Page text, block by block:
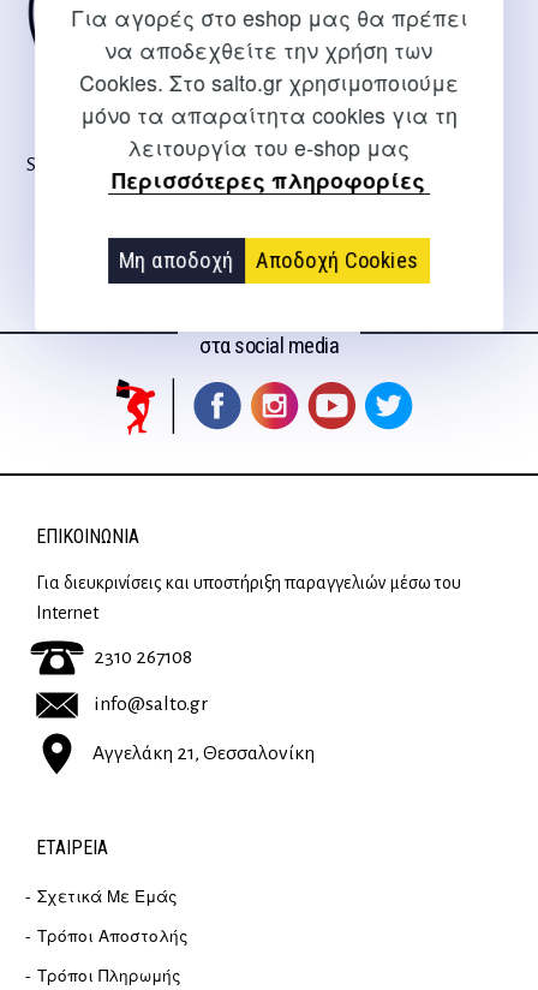
Για αγορές στο eshop μας θα πρέπει
να αποδεχθείτε την χρήση των
Cookies. Στο salto.gr χρησιμοποιούμε
μόνο τα απαραίτητα cookies για τη
λειτουργία του e-shop μας
Περισσότερες πληροφορίες
Μη αποδοχή Αποδοχή Cookies
STOTT PILATES on the tower
trainer
στα social media
ΕΠΙΚΟΙΝΩΝΊΑ
Για διευκρινίσεις και υποστήριξη παραγγελιών μέσω του
Internet
2310 267108
info@salto.gr
Αγγελάκη 21, Θεσσαλονίκη
ΕΤΑΙΡΕΊΑ
Σχετικά Με Εμάς
Τρόποι Αποστολής
Τρόποι Πληρωμής